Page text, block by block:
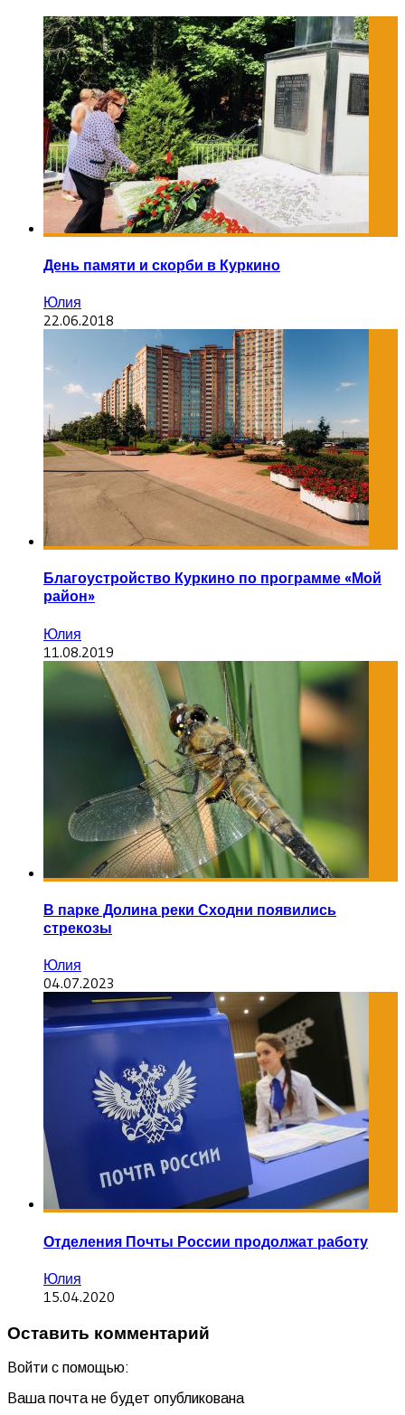
День памяти и скорби в Куркино
Юлия
22.06.2018
Благоустройство Куркино по программе «Мой
район»
Юлия
11.08.2019
В парке Долина реки Сходни появились
стрекозы
Юлия
04.07.2023
Отделения Почты России продолжат работу
Юлия
15.04.2020
Оставить комментарий
Войти с помощью:
Ваша почта не будет опубликована